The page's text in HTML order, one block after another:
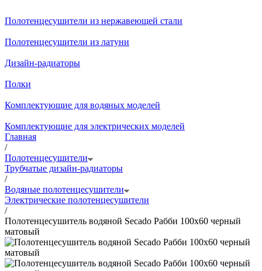
Полотенцесушители из нержавеющей стали
Полотенцесушители из латуни
Дизайн-радиаторы
Полки
Комплектующие для водяных моделей
Комплектующие для электрических моделей
Главная
/
Полотенцесушители
Трубчатые дизайн-радиаторы
/
Водяные полотенцесушители
Электрические полотенцесушители
/
Полотенцесушитель водяной Secado Рабби 100x60 черный
матовый